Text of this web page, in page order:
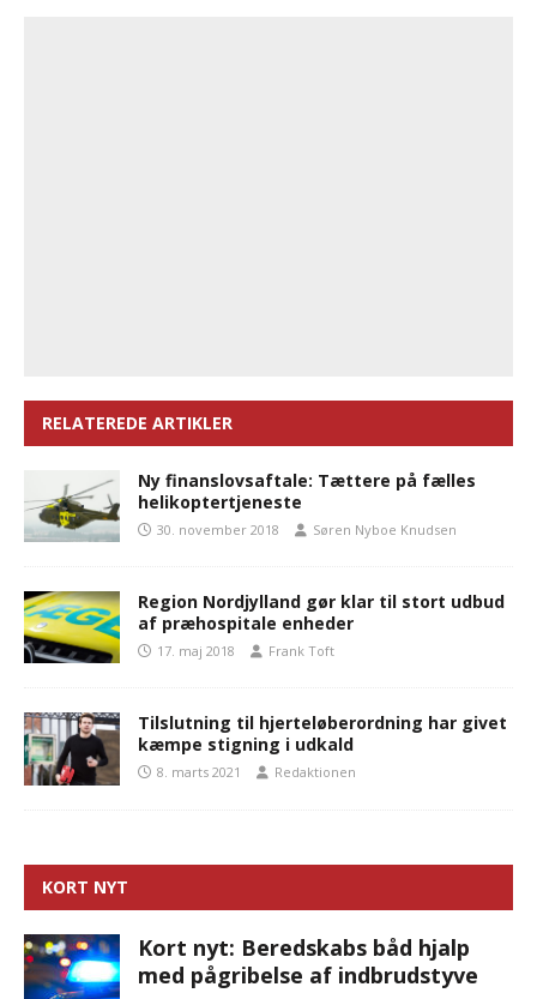
RELATEREDE ARTIKLER
Ny finanslovsaftale: Tættere på fælles
helikoptertjeneste
30. november 2018 Søren Nyboe Knudsen
Region Nordjylland gør klar til stort udbud
af præhospitale enheder
17. maj 2018 Frank Toft
Tilslutning til hjerteløberordning har givet
kæmpe stigning i udkald
8. marts 2021 Redaktionen
KORT NYT
Kort nyt: Beredskabs båd hjalp
med pågribelse af indbrudstyve